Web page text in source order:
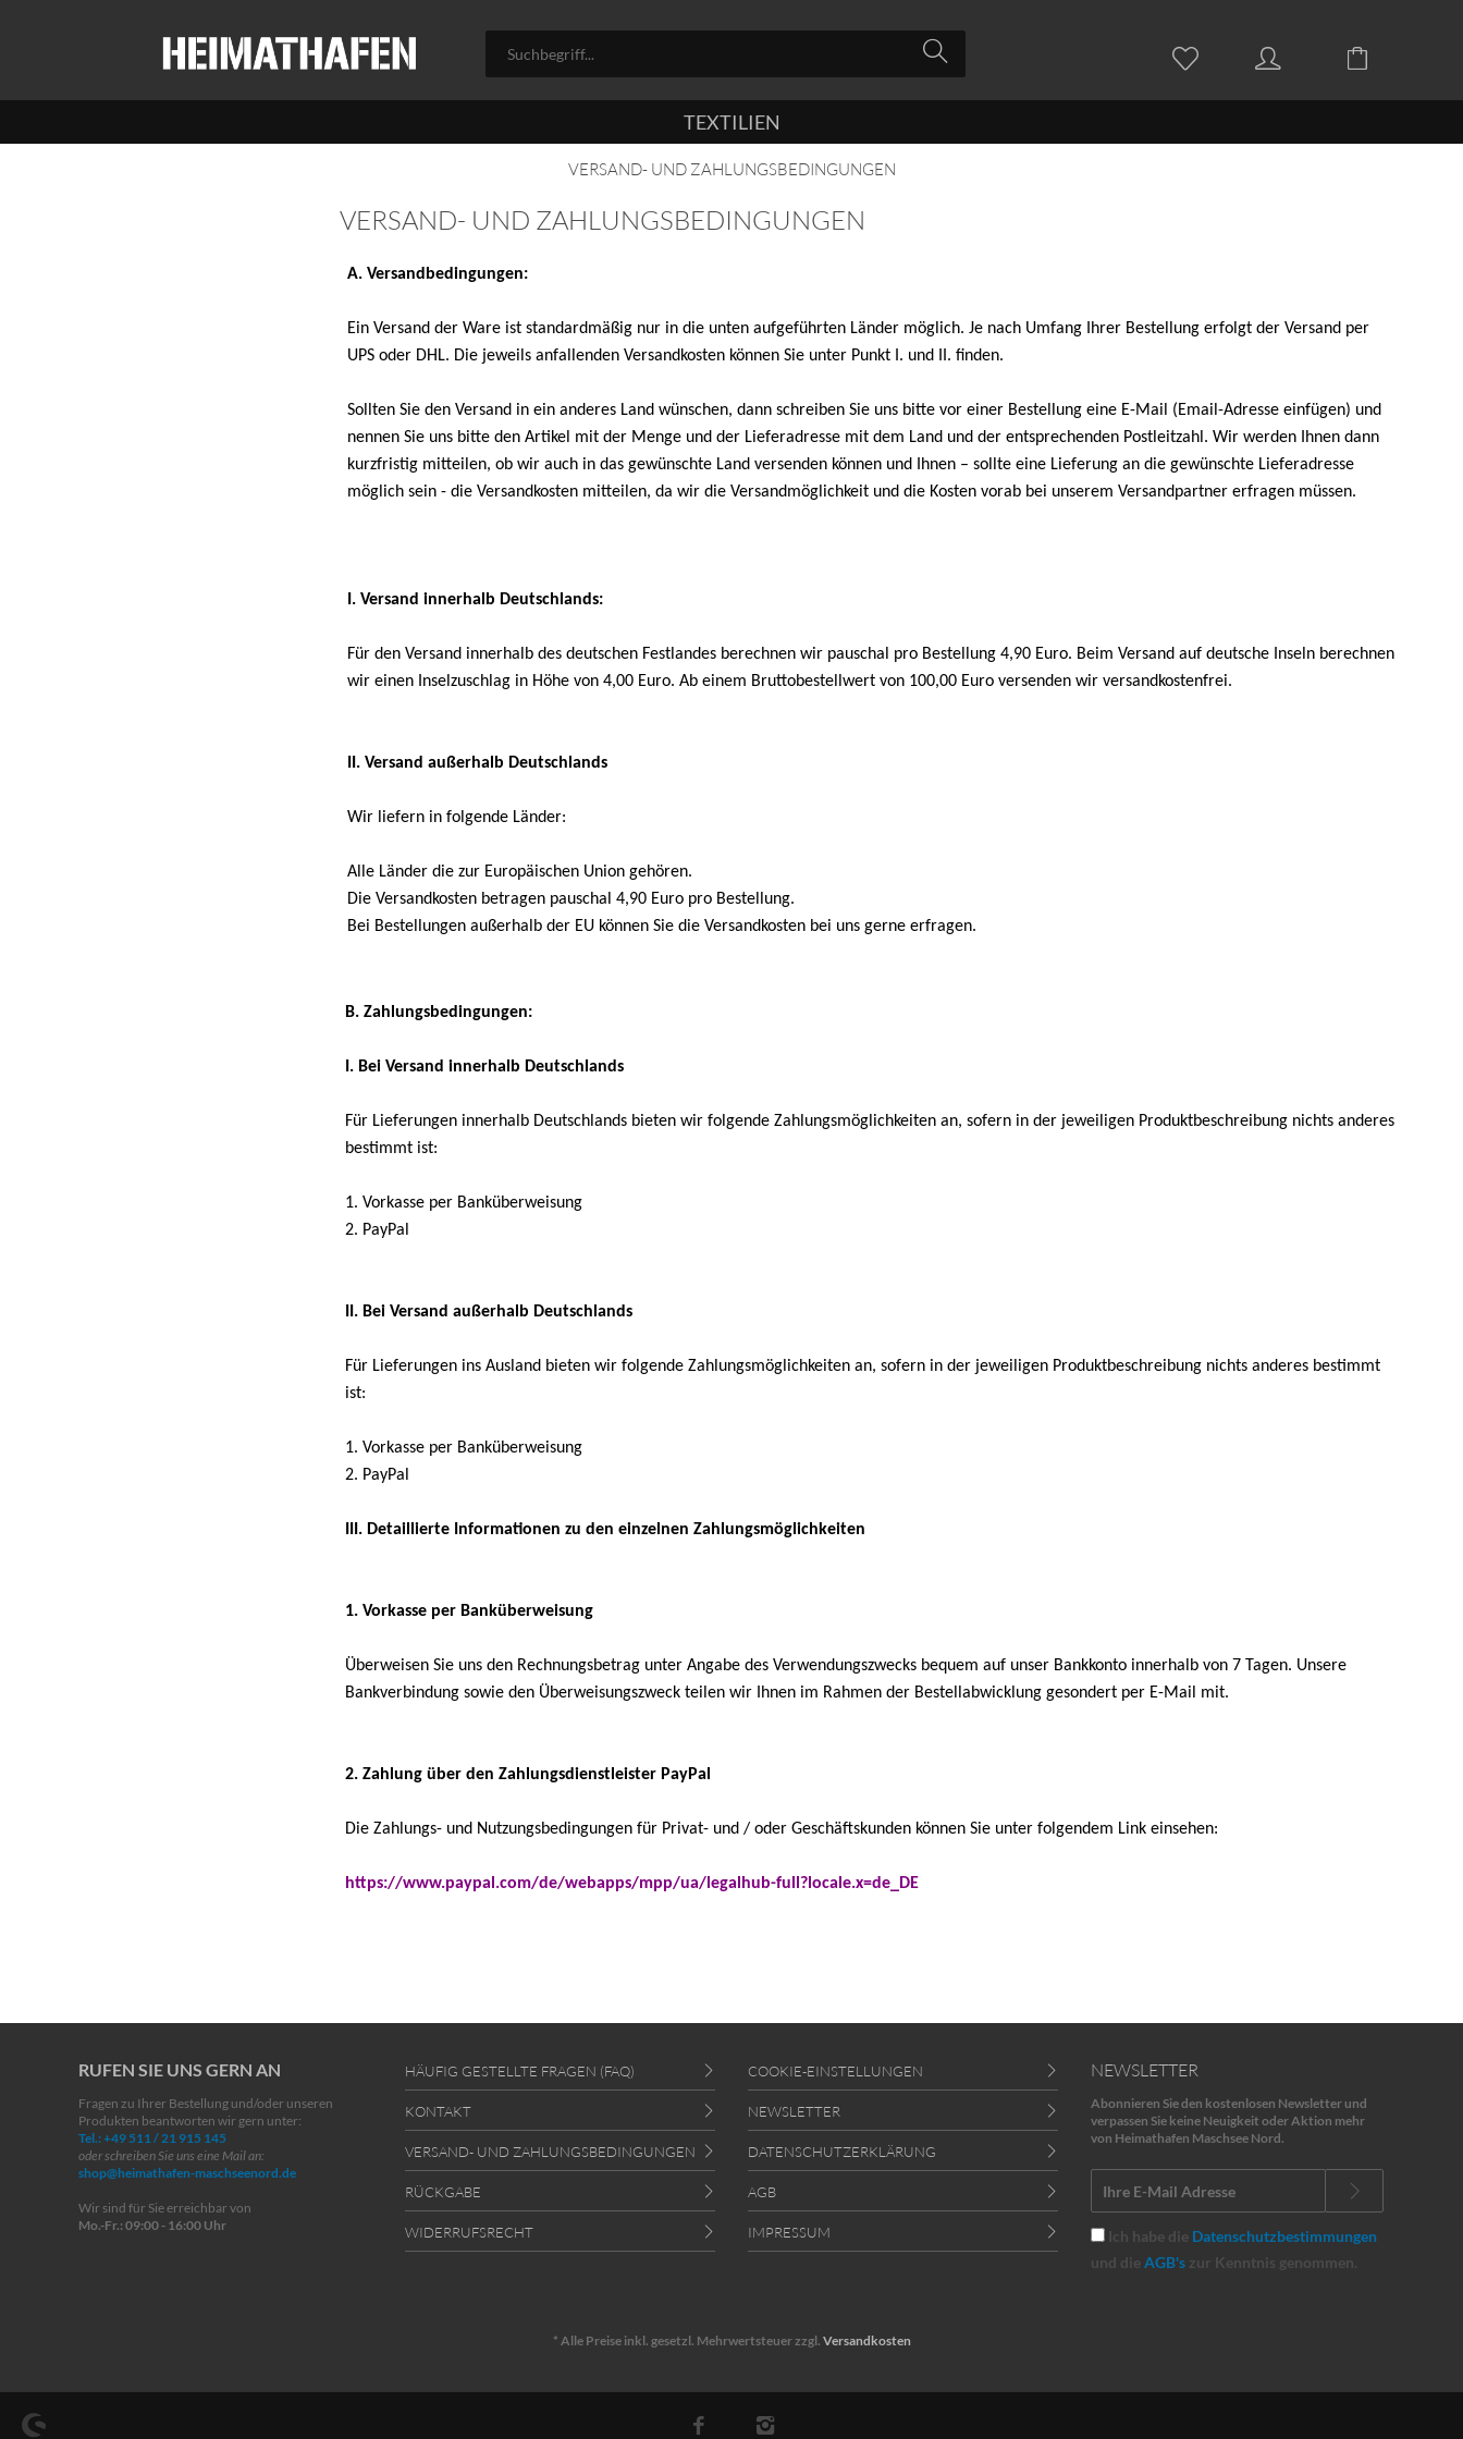
TEXTILIEN
VERSAND- UND ZAHLUNGSBEDINGUNGEN
VERSAND- UND ZAHLUNGSBEDINGUNGEN
A. Versandbedingungen:
Ein Versand der Ware ist standardmäßig nur in die unten aufgeführten Länder möglich. Je nach Umfang Ihrer Bestellung erfolgt der Versand per
UPS oder DHL. Die jeweils anfallenden Versandkosten können Sie unter Punkt I. und II. finden.
Sollten Sie den Versand in ein anderes Land wünschen, dann schreiben Sie uns bitte vor einer Bestellung eine E-Mail (Email-Adresse einfügen) und
nennen Sie uns bitte den Artikel mit der Menge und der Lieferadresse mit dem Land und der entsprechenden Postleitzahl. Wir werden Ihnen dann
kurzfristig mitteilen, ob wir auch in das gewünschte Land versenden können und Ihnen – sollte eine Lieferung an die gewünschte Lieferadresse
möglich sein - die Versandkosten mitteilen, da wir die Versandmöglichkeit und die Kosten vorab bei unserem Versandpartner erfragen müssen.
I. Versand innerhalb Deutschlands:
Für den Versand innerhalb des deutschen Festlandes berechnen wir pauschal pro Bestellung 4,90 Euro. Beim Versand auf deutsche Inseln berechnen
wir einen Inselzuschlag in Höhe von 4,00 Euro. Ab einem Bruttobestellwert von 100,00 Euro versenden wir versandkostenfrei.
II. Versand außerhalb Deutschlands
Wir liefern in folgende Länder:
Alle Länder die zur Europäischen Union gehören.
Die Versandkosten betragen pauschal 4,90 Euro pro Bestellung.
Bei Bestellungen außerhalb der EU können Sie die Versandkosten bei uns gerne erfragen.
B. Zahlungsbedingungen:
I. Bei Versand innerhalb Deutschlands
Für Lieferungen innerhalb Deutschlands bieten wir folgende Zahlungsmöglichkeiten an, sofern in der jeweiligen Produktbeschreibung nichts anderes
bestimmt ist:
1. Vorkasse per Banküberweisung
2. PayPal
II. Bei Versand außerhalb Deutschlands
Für Lieferungen ins Ausland bieten wir folgende Zahlungsmöglichkeiten an, sofern in der jeweiligen Produktbeschreibung nichts anderes bestimmt
ist:
1. Vorkasse per Banküberweisung
2. PayPal
III. Detaillierte Informationen zu den einzelnen Zahlungsmöglichkeiten
1. Vorkasse per Banküberweisung
Überweisen Sie uns den Rechnungsbetrag unter Angabe des Verwendungszwecks bequem auf unser Bankkonto innerhalb von 7 Tagen. Unsere
Bankverbindung sowie den Überweisungszweck teilen wir Ihnen im Rahmen der Bestellabwicklung gesondert per E-Mail mit.
2. Zahlung über den Zahlungsdienstleister PayPal
Die Zahlungs- und Nutzungsbedingungen für Privat- und /oder Geschäftskunden können Sie unter folgendem Link einsehen:
https://www.paypal.com/de/webapps/mpp/ua/legalhub-full?locale.x=de_DE
RUFEN SIE UNS GERN AN
Fragen zu Ihrer Bestellung und/oder unseren
Produkten beantworten wir gern unter:
Tel.: +49 511 / 21 915 145
oder schreiben Sie uns eine Mail an:
shop@heimathafen-maschseenord.de
Wir sind für Sie erreichbar von
Mo.-Fr.: 09:00 - 16:00 Uhr
HÄUFIG GESTELLTE FRAGEN (FAQ)
KONTAKT
VERSAND- UND ZAHLUNGSBEDINGUNGEN
RÜCKGABE
WIDERRUFSRECHT
COOKIE-EINSTELLUNGEN
NEWSLETTER
DATENSCHUTZERKLÄRUNG
AGB
IMPRESSUM
NEWSLETTER
Abonnieren Sie den kostenlosen Newsletter und
verpassen Sie keine Neuigkeit oder Aktion mehr
von Heimathafen Maschsee Nord.
Ich habe die Datenschutzbestimmungen
und dieAGB's zur Kenntnis genommen.
* Alle Preise inkl. gesetzl. Mehrwertsteuer zzgl. Versandkosten